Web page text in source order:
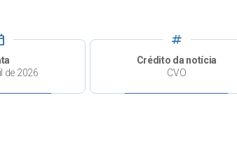
de 2026
tag
Crédito da notícia
CVO